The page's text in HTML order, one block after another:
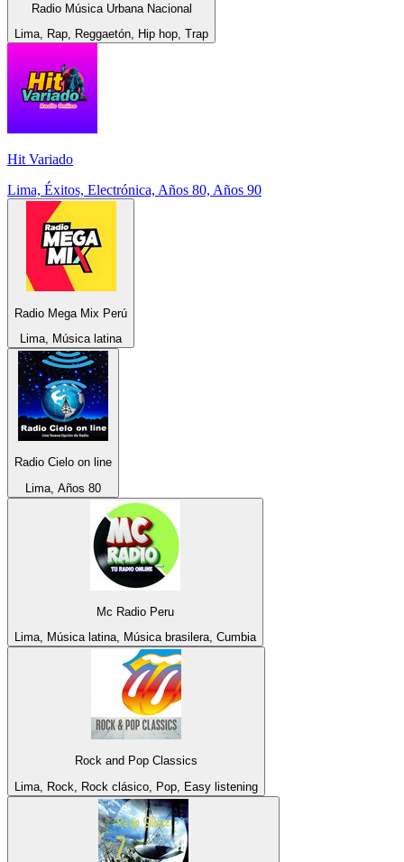
Radio Música Urbana Nacional
Lima, Rap, Reggaetón, Hip hop, Trap
Hit Variado
Lima, Éxitos, Electrónica, Años 80, Años 90
Radio Mega Mix Perú
Lima, Música latina
Radio Cielo on line
Lima, Años 80
Mc Radio Peru
Lima, Música latina, Música brasilera, Cumbia
Rock and Pop Classics
Lima, Rock, Rock clásico, Pop, Easy listening